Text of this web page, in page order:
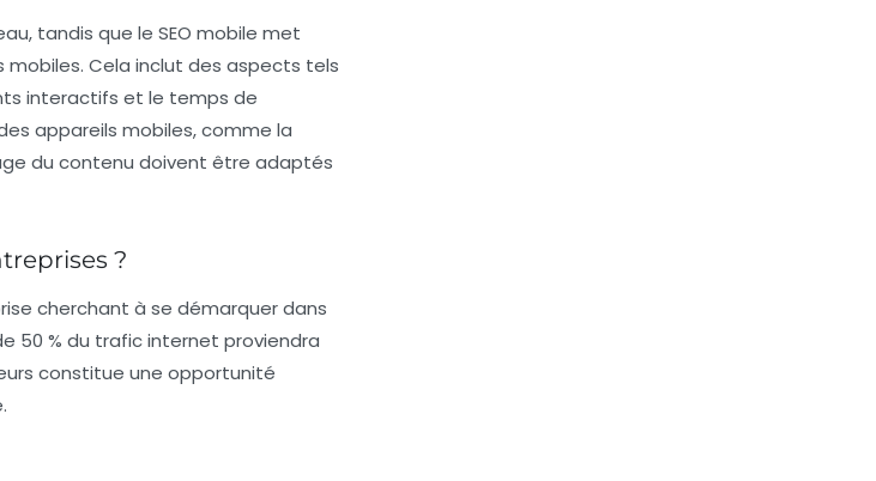
tandis que le SEO mobile met
mobiles. Cela inclut des aspects tels
interactifs et le temps de
appareils mobiles, comme la
du contenu doivent être adaptés
?
cherchant à se démarquer dans
50 % du trafic internet proviendra
constitue une opportunité